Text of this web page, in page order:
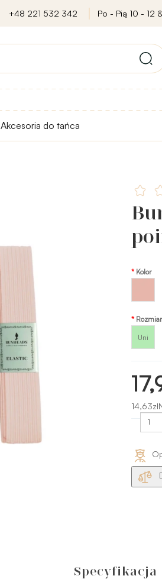
+48 221 532 342 Po - Pią 10 - 12
Akcesoria do tańca
Kolor
Rozmiar
Uni
Specyfikacja